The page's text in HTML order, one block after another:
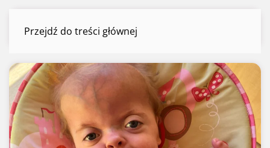
Przejdź do treści głównejPola Brol